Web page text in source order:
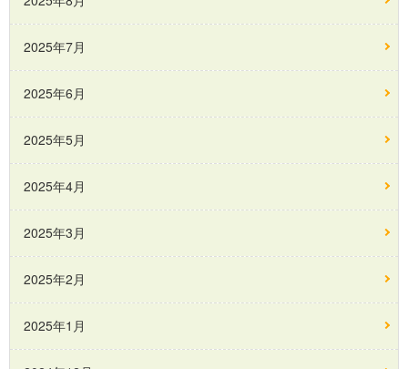
2025年7月
2025年6月
2025年5月
2025年4月
2025年3月
2025年2月
2025年1月